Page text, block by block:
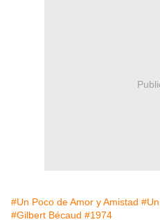
#Un Poco de Amor y Amistad
#Gilbert Bécaud #1974